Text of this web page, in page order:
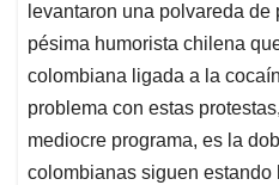
levantaron una polvareda de
pésima humorista chilena
colombiana ligada a la
problema con estas
mediocre programa, es la
colombianas siguen estando